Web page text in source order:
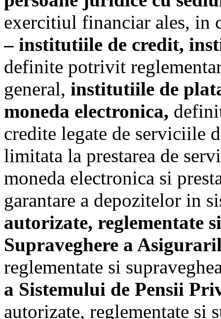
exercitiul financiar ales,
– institutiile de credit,
definite potrivit
general, institutiile de
moneda electronica,
credite legate de serviciile
limitata la prestarea de
moneda electronica si
garantare a depozitelor in
autorizate, reglementate
Supraveghere a
reglementate si
a Sistemului de Pensii
autorizate, reglementate si